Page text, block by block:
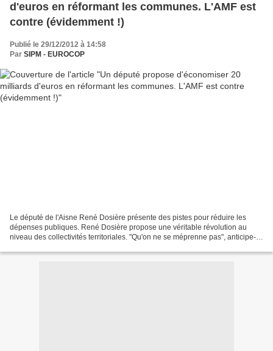
d'euros en réformant les communes. L'AMF est
contre (évidemment !)
Publié le 29/12/2012 à 14:58
Par SIPM - EUROCOP
Le député de l'Aisne René Dosière présente des pistes pour réduire les
dépenses publiques. René Dosière propose une véritable révolution au
niveau des collectivités territoriales. "Qu'on ne se méprenne pas", anticipe-t-